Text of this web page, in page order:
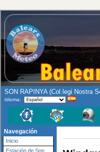
SON RAPINYA (Col.legi Nostra
Idioma:
Navegación
Inicio
Estación de Son